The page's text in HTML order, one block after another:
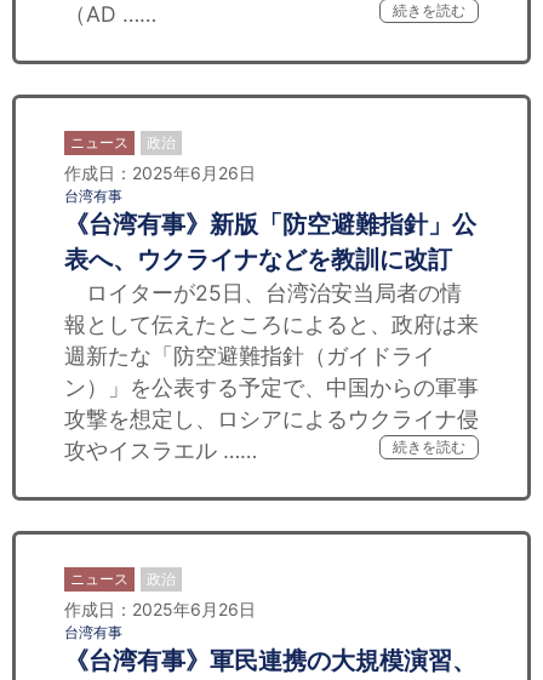
（AD ……
続きを読む
ニュース 政治
作成日：2025年6月26日
台湾有事
《台湾有事》新版「防空避難指針」公
表へ、ウクライナなどを教訓に改訂
ロイターが25日、台湾治安当局者の情
報として伝えたところによると、政府は来
週新たな「防空避難指針（ガイドライ
ン）」を公表する予定で、中国からの軍事
攻撃を想定し、ロシアによるウクライナ侵
攻やイスラエル ……
続きを読む
ニュース 政治
作成日：2025年6月26日
台湾有事
《台湾有事》軍民連携の大規模演習、